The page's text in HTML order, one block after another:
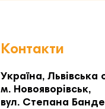
Контакти
Україна, Львівська
м. Новояворівськ,
вул. Степана